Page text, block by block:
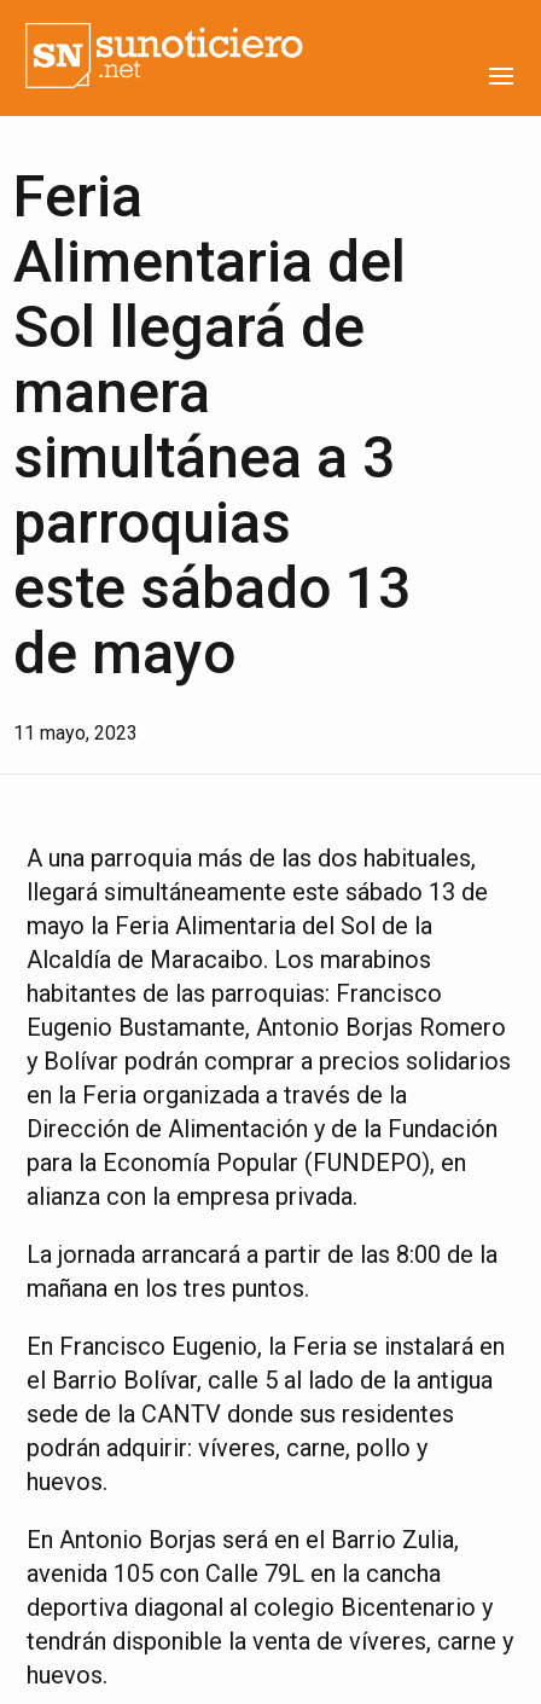
Feria
Alimentaria del
Sol llegará de
manera
simultánea a 3
parroquias
este sábado 13
de mayo
11 mayo, 2023
A una parroquia más de las dos habituales,
llegará simultáneamente este sábado 13 de
mayo la Feria Alimentaria del Sol de la
Alcaldía de Maracaibo. Los marabinos
habitantes de las parroquias: Francisco
Eugenio Bustamante, Antonio Borjas Romero
y Bolívar podrán comprar a precios solidarios
en la Feria organizada a través de la
Dirección de Alimentación y de la Fundación
para la Economía Popular (FUNDEPO), en
alianza con la empresa privada.
La jornada arrancará a partir de las 8:00 de la
mañana en los tres puntos.
En Francisco Eugenio, la Feria se instalará en
el Barrio Bolívar, calle 5 al lado de la antigua
sede de la CANTV donde sus residentes
podrán adquirir: víveres, carne, pollo y
huevos.
En Antonio Borjas será en el Barrio Zulia,
avenida 105 con Calle 79L en la cancha
deportiva diagonal al colegio Bicentenario y
tendrán disponible la venta de víveres, carne y
huevos.